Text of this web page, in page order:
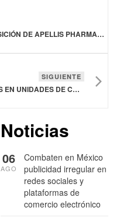
BIOGEN COMPLETA LA ADQUISICIÓN DE APELLIS PHARMACEUTICALS
SIGUIENTE
LESIONES POR ADHESIVOS MÉDICOS EN UNIDADES DE CUIDADOS INTENSIVOS ABREN ALERTA CLÍNICA
Noticias
Combaten en México
publicidad irregular en
redes sociales y
plataformas de
comercio electrónico
06
AGO